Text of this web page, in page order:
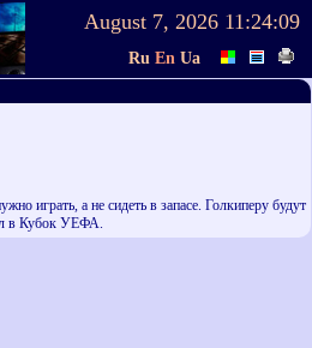
August 7, 2026 11:24:09
Ru En Ua
играть, а не сидеть в запасе. Голкиперу будут
в Кубок УЕФА.